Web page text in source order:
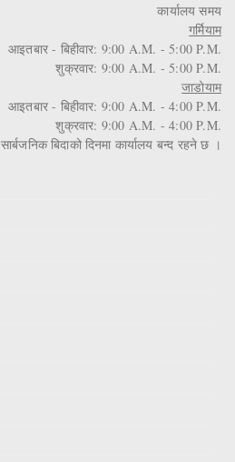
कार्यालय समय
गर्मियाम
आइतबार - बिहीवार: 9:00 A.M. - 5:00 P.M.
शुक्रवार: 9:00 A.M. - 5:00 P.M.
जाडोयाम
आइतबार - बिहीवार: 9:00 A.M. - 4:00 P.M.
शुक्रवार: 9:00 A.M. - 4:00 P.M.
सार्बजनिक बिदाको दिनमा कार्यालय बन्द रहने छ ।